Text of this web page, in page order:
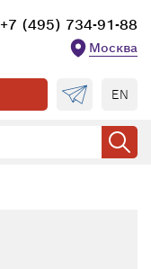
+7 (495) 734-91-88
Москва
EN